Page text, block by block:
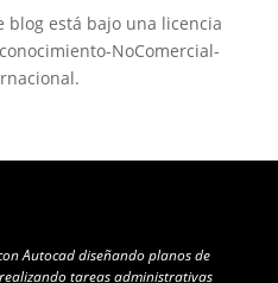
blog está bajo una licencia
NoComercial-
.
Autocad diseñando planos de
tareas administrativas